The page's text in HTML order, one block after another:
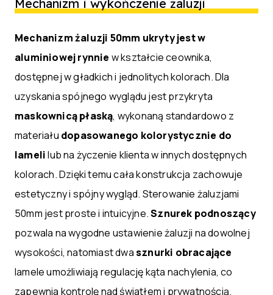
Mechanizm i wykończenie żaluzji
Mechanizm żaluzji 50mm ukryty jest w
aluminiowej rynnie w kształcie ceownika,
dostępnej w gładkich i jednolitych kolorach. Dla
uzyskania spójnego wyglądu jest przykryta
maskownicą płaską, wykonaną standardowo z
materiału dopasowanego kolorystycznie do
lamelilub na życzenie klienta w innych dostępnych
kolorach. Dzięki temu cała konstrukcja zachowuje
estetyczny i spójny wygląd. Sterowanie żaluzjami
50mm jest proste i intuicyjne.Sznurek podnoszący
pozwala na wygodne ustawienie żaluzji na dowolnej
wysokości, natomiast dwasznurki obracające
lamele umożliwiają regulację kąta nachylenia, co
zapewnia kontrolę nad światłem i prywatnością.